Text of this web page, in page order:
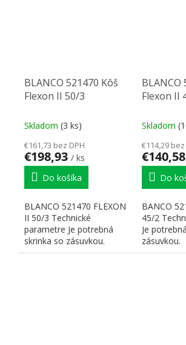
BLANCO 521470 Kôš
Flexon II 50/3
Skladom (3 ks)
€161,73 bez DPH
€198,93 / ks
Do košíka
BLANCO 521470 FLEXON
II 50/3 Technické
parametre Je potrebná
skrinka so zásuvkou.
BLANCO
Flexon II
Skladom
€114,29 bez
€140,58
Do
BANCO
45/2
Je
zásuvkou.